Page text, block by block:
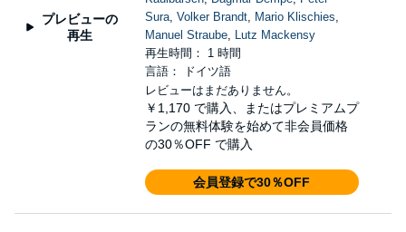
プレビューの
再生
Sura, Volker Brandt, Mario Klischies,
Manuel Straube, Lutz Mackensy
再生時間： 1 時間
言語： ドイツ語
レビューはまだありません。
￥1,170 で購入、またはプレミアムプ
ランの無料体験を始めて非会員価格
の30％OFF で購入
会員登録で30％OFF